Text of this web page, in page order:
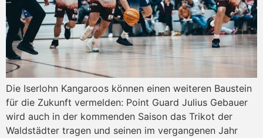
Die Iserlohn Kangaroos können einen weiteren Baustein
für die Zukunft vermelden: Point Guard Julius Gebauer
wird auch in der kommenden Saison das Trikot der
Waldstädter tragen und seinen im vergangenen Jahr